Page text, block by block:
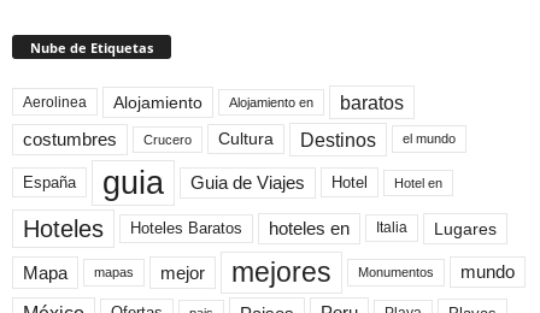
Nube de Etiquetas
Aerolinea Alojamiento Alojamiento en baratos
costumbres Crucero Cultura Destinos el mundo
España guia Guia de Viajes Hotel Hotel en
Hoteles Hoteles Baratos hoteles en Italia Lugares
Mapa mapas mejor mejores Monumentos mundo